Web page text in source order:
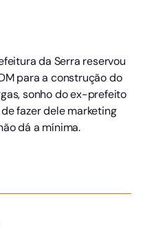
da Serra reservou
para a construção do
sonho do ex-prefeito
fazer dele marketing
dá a mínima.